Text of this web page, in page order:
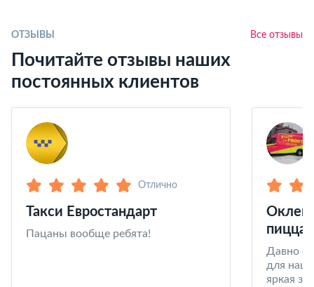
ОТЗЫВЫ Все отзывы
Почитайте отзывы наших
постоянных клиентов
Отлично
Такси Евростандарт
Пацаны вообще ребята!
пицца
Давно
для
яркая